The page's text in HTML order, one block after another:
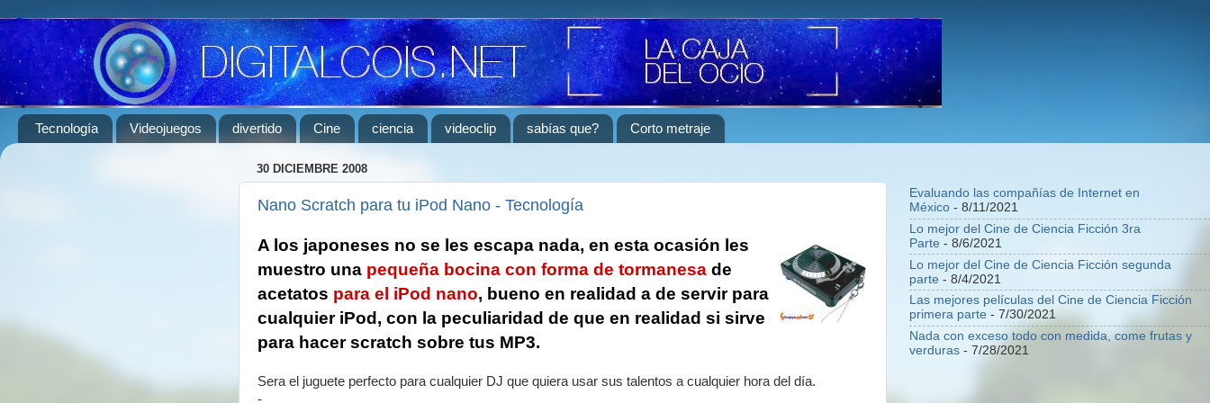
Tecnología Videojuegos divertido Cine ciencia videoclip sabías que? Corto metraje
30 DICIEMBRE 2008
Nano Scratch para tu iPod Nano - Tecnología
A los japoneses no se les escapa nada, en esta ocasión les
muestro una pequeña bocina con forma de tormanesa de
acetatos para el iPod nano, bueno en realidad a de servir para
cualquier iPod, con la peculiaridad de que en realidad si sirve
para hacer scratch sobre tus MP3.
Sera el juguete perfecto para cualquier DJ que quiera usar sus talentos a cualquier hora del día.
-
Evaluando las compañías de Internet en
México - 8/11/2021
Lo mejor del Cine de Ciencia Ficción 3ra
Parte - 8/6/2021
Lo mejor del Cine de Ciencia Ficción segunda
parte - 8/4/2021
Las mejores películas del Cine de Ciencia Ficción
primera parte - 7/30/2021
Nada con exceso todo con medida, come frutas y
verduras - 7/28/2021